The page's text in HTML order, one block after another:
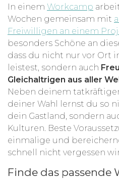
In einem Workcamp
Wochen gemeinsam mit
Freiwilligen an einem
besonders Schöne an
dass du nicht nur vor Ort
leistest, sondern auch
Gleichaltrigen aus aller
Neben deinem
deiner Wahl lernst du so
dein Gastland, sondern
Kulturen. Beste
einmalige und
schnell nicht vergessen
Finde das passende